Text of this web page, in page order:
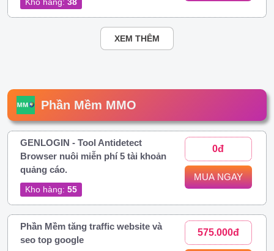
XEM THÊM
Phần Mềm MMO
GENLOGIN - Tool Antidetect
Browser nuôi miễn phí 5 tài khoản
quảng cáo.
Kho hàng: 55
0đ
MUA NGAY
Phần Mềm tăng traffic website và
seo top google
575.000đ